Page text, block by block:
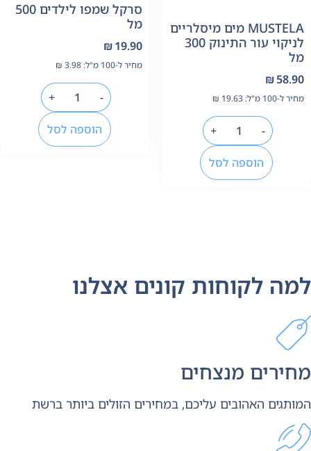
MUSTELA מים מיסלריים
לניקוי עור התינוק 300
₪
ל-100 מ"ל: ₪ 19.63
-
הוספה לסל
סרקל שמפו לילדים 500
מל
₪19.90
מחיר ל-100 מ"ל: ₪3.98
-
הוספה לסל
לקוחות קונים אצלנו
מנצחים
האהובים עליכם, במחירים הזולים ביותר ברשת